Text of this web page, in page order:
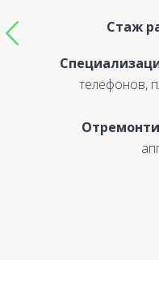
Стаж
телефонов,